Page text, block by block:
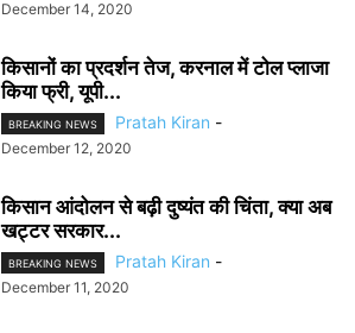
December 14, 2020
किसानों का प्रदर्शन तेज, करनाल में टोल प्लाजा
किया फ्री, यूपी...
BREAKING NEWS Pratah Kiran -
December 12, 2020
किसान आंदोलन से बढ़ी दुष्यंत की चिंता, क्या अब
खट्टर सरकार...
BREAKING NEWS Pratah Kiran -
December 11, 2020